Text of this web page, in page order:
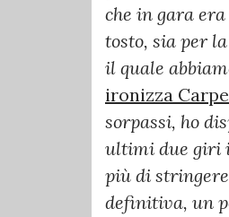
che in gara
tosto, sia per
il quale
ironizza
sorpassi, ho
ultimi due giri
più di
definitiva, un